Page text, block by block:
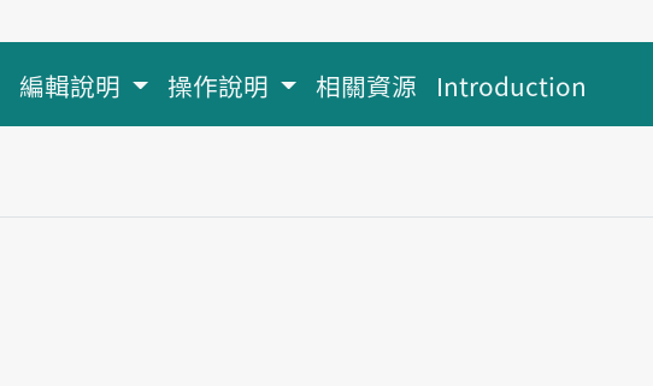
編輯說明 操作說明 相關資源 Introduction